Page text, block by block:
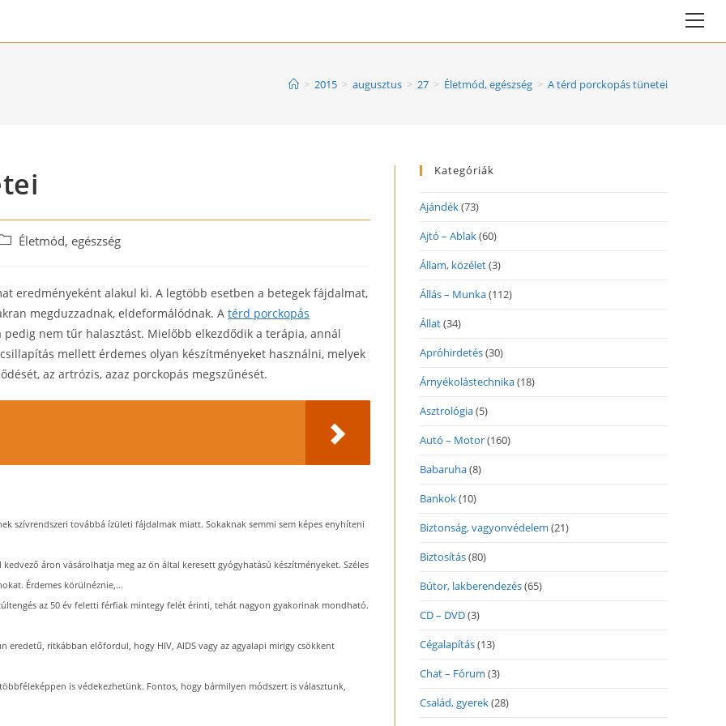
> 2015 > augusztus > 27 > Életmód, egészség > A térd porckopás tünetei
Életmód, egészség
eredményeként alakul ki. A legtöbb esetben a betegek fájdalmat,
megduzzadnak, eldeformálódnak. A térd porckopás
pedig nem tűr halasztást. Mielőbb elkezdődik a terápia, annál
mellett érdemes olyan készítményeket használni, melyek
az artrózis, azaz porckopás megszűnését.
szívrendszeri továbbá ízületi fájdalmak miatt. Sokaknak semmi sem képes enyhíteni
áron vásárolhatja meg az ön által keresett gyógyhatású készítményeket. Széles
Érdemes körülnéznie,...
az 50 év feletti férfiak mintegy felét érinti, tehát nagyon gyakorinak mondható.
eredetű, ritkábban előfordul, hogy HIV, AIDS vagy az agyalapi mirigy csökkent
is védekezhetünk. Fontos, hogy bármilyen módszert is választunk,
Kategóriák
Ajándék(73)
Ajtó – Ablak(60)
Állam, közélet(3)
Állás – Munka(112)
Állat(34)
Apróhirdetés(30)
Árnyékolástechnika(18)
Asztrológia(5)
Autó – Motor(160)
Babaruha(8)
Bankok(10)
Biztonság, vagyonvédelem (21)
Biztosítás(80)
Bútor, lakberendezés(65)
CD – DVD(3)
Cégalapítás(13)
Chat – Fórum (3)
Család, gyerek(28)